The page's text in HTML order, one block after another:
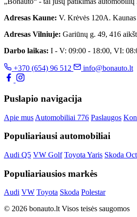
Adresas Kaune: V. Krėvės 120A. Kaunas
Adresas Vilniuje: Gariūnų g. 49, 416
Darbo laikas: I - V: 09:00 - 18:00, VI:
+370 (654) 96 512 info@bonauto.lt
Puslapio navigacija
Apie mus Automobiliai 776 Paslaugos
Populiariausi automobiliai
Audi Q5 VW Golf Toyota Yaris Skoda
Populiariausios markės
Audi VW Toyota Skoda Polestar
© 2026 bonauto.lt Visos teisės saugomos